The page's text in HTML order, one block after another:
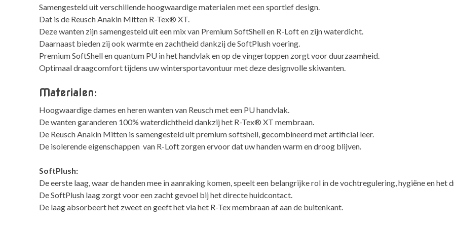
Samengesteld uit verschillende hoogwaardige materialen met een sportief design.
Dat is de Reusch Anakin Mitten R-Tex® XT.
Deze wanten zijn samengesteld uit een mix van Premium SoftShell en R-Loft en zijn waterdicht.
Daarnaast bieden zij ook warmte en zachtheid dankzij de SoftPlush voering.
Premium SoftShell en quantum PU in het handvlak en op de vingertoppen zorgt voor duurzaamheid.
Optimaal draagcomfort tijdens uw wintersportavontuur met deze designvolle skiwanten.
Materialen:
Hoogwaardige dames en heren wanten van Reusch met een PU handvlak.
De wanten garanderen 100% waterdichtheid dankzij het R-Tex® XT membraan.
De Reusch Anakin Mitten is samengesteld uit premium softshell, gecombineerd met artificial leer.
De isolerende eigenschappen van R-Loft zorgen ervoor dat uw handen warm en droog blijven.
SoftPlush:
De eerste laag, waar de handen mee in aanraking komen, speelt een belangrijke rol in de vochtregulering, hygiëne en het
De SoftPlush laag zorgt voor een zacht gevoel bij het directe huidcontact.
De laag absorbeert het zweet en geeft het via het R-Tex membraan af aan de buitenkant.